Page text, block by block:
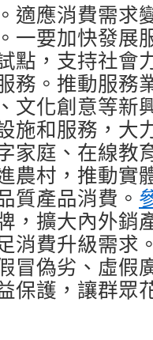
適應消費需求
一要加快發展
點，支持社會
務。推動服務
文化創意等新
施和服務，大
家庭、在線教
農村，推動實
質產品消費。
，擴大內外銷
消費升級需求
冒偽劣、虛假
保護，讓群眾